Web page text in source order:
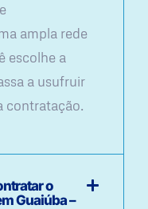
ampla rede
escolhe a
a usufruir
contratação.
o
Guaiúba –